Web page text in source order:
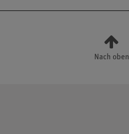
Nach oben